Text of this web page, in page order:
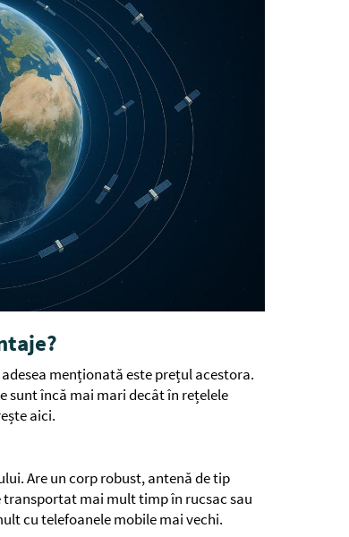
menționată este prețul acestora.
sunt încă mai mari decât în rețelele
aici.
Are un corp robust, antenă de tip
transportat mai mult timp în rucsac sau
cu telefoanele mobile mai vechi.